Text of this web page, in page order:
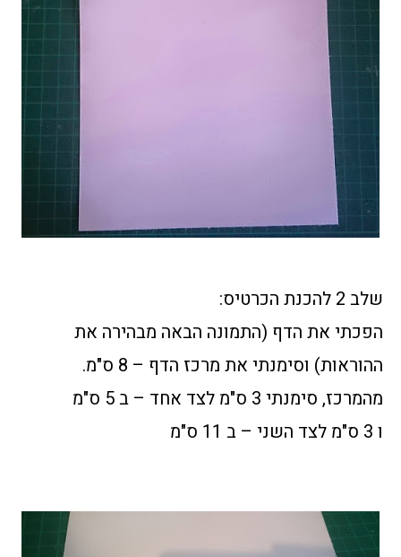
שלב 2 להכנת הכרטיס:
הפכתי את הדף (התמונה הבאה מבהירה את
ההוראות) וסימנתי את מרכז הדף – 8 ס"מ.
מהמרכז, סימנתי 3 ס"מ לצד אחד – ב 5 ס"מ
ו 3 ס"מ לצד השני – ב 11 ס"מ